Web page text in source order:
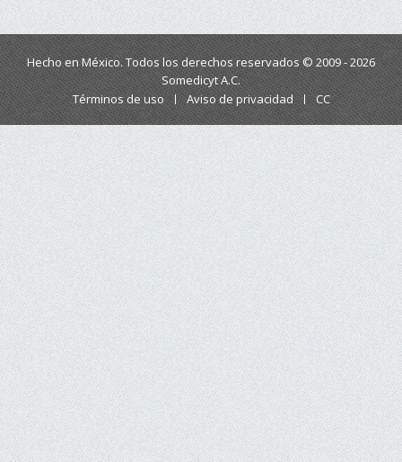
Hecho en México. Todos los derechos reservados © 2009 - 2026
Somedicyt A.C.
Términos de uso
Aviso de privacidad CC